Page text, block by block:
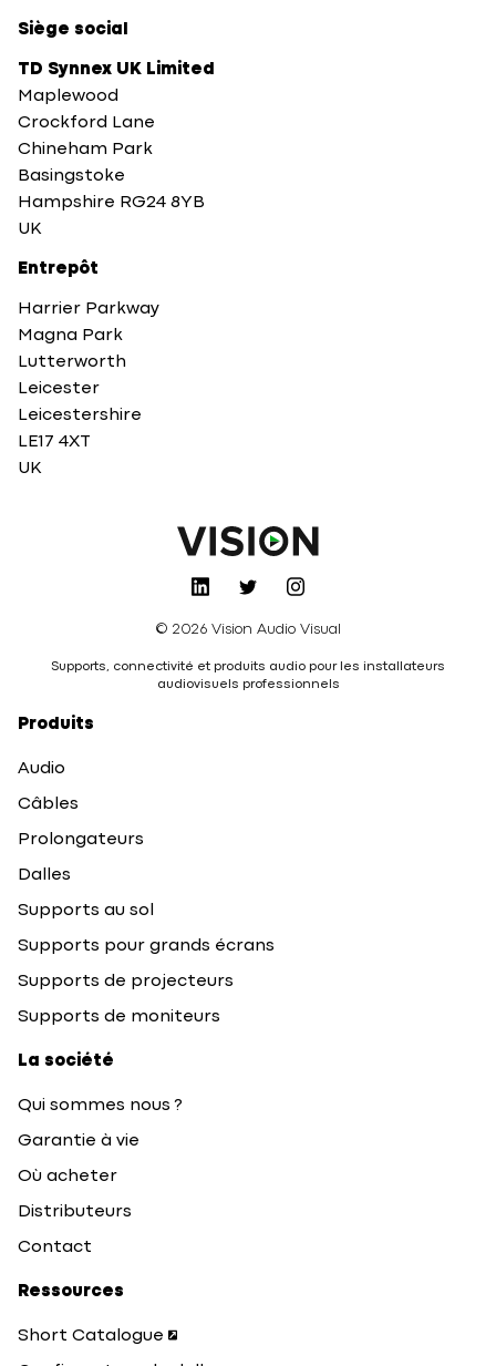
Siège social
TD Synnex UK Limited
Maplewood
Crockford Lane
Chineham Park
Basingstoke
Hampshire RG24 8YB
UK
Entrepôt
Harrier Parkway
Magna Park
Lutterworth
Leicester
Leicestershire
LE17 4XT
UK
© 2026 Vision Audio Visual
Supports, connectivité et produits audio pour les installateurs
audiovisuels professionnels
Produits
Audio
Câbles
Prolongateurs
Dalles
Supports au sol
Supports pour grands écrans
Supports de projecteurs
Supports de moniteurs
La société
Qui sommes nous ?
Garantie à vie
Où acheter
Distributeurs
Contact
Ressources
Short Catalogue